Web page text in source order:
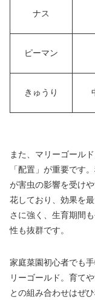
ナス
ピーマン
きゅうり
また、マリーゴール
「配置」が重要です
が害虫の影響を受け
花しており、効果を
さに強く、生育期間
性も抜群です。
家庭菜園初心者でも
リーゴールド。育て
との組み合わせはぜ